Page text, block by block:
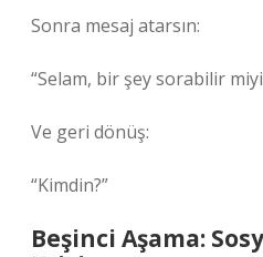
Sonra mesaj atarsın:
“Selam, bir şey sorabilir
Ve geri dönüş:
“Kimdin?”
Beşinci Aşama: